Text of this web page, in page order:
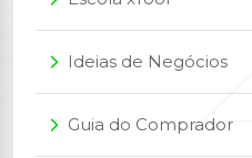
arrow_forward_ios Ideias de Negócios
arrow_forward_ios Guia do Comprador